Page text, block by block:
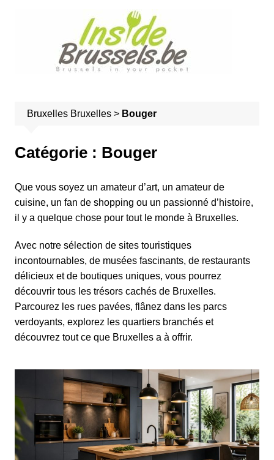
Bruxelles Bruxelles> Bouger
Catégorie : Bouger
Que vous soyez un amateur d’art, un amateur de
cuisine, un fan de shopping ou un passionné d’histoire,
il y a quelque chose pour tout le monde à Bruxelles.
Avec notre sélection de sites touristiques
incontournables, de musées fascinants, derestaurants
délicieuxet de boutiques uniques, vous pourrez
découvrir tousles trésors cachés de Bruxelles.
Parcourez les rues pavées, flânez dans les parcs
verdoyants, explorez les quartiers branchés et
découvrez tout ce que Bruxelles a à offrir.